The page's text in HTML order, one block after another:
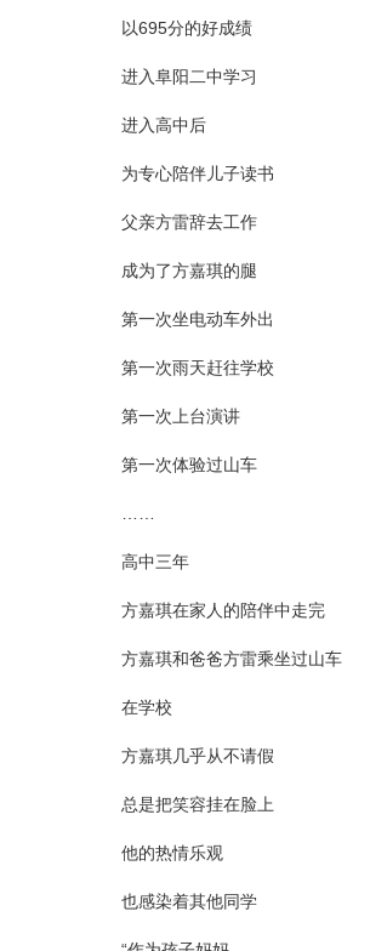
以695分的好成绩
进入阜阳二中学习
进入高中后
为专心陪伴儿子读书
父亲方雷辞去工作
成为了方嘉琪的腿
第一次坐电动车外出
第一次雨天赶往学校
第一次上台演讲
第一次体验过山车
高中三年
方嘉琪在家人的陪伴中走完
方嘉琪和爸爸方雷乘坐过山车
在学校
方嘉琪几乎从不请假
总是把笑容挂在脸上
他的热情乐观
也感染着其他同学